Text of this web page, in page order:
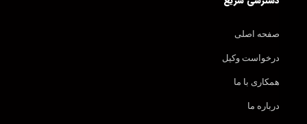
صفحه اصلی
درخواست وکیل
همکاری با ما
درباره ما